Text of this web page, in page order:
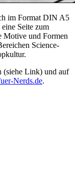
im Format DIN A5
Seite zum
Motive und Formen
Science-
(siehe Link) und auf
Nerds.de.